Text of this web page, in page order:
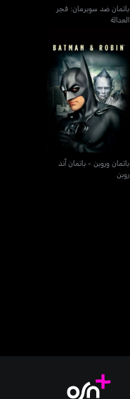
باتمان ضد سوبرمان: فجر
العدالة
باتمان وروبن - باتمان آند
روبن
باتمان وروبن - باتمان آند
روبن